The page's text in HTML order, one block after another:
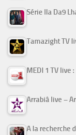
Tamazight TV
MEDI 1 TV live
Arrabiâ live –